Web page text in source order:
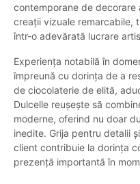
contemporane de decorare
creații vizuale remarcabile,
într-o adevărată lucrare
Experiența notabilă în
împreună cu dorința de a
de ciocolaterie de elită,
Dulcelle reușește să
moderne, oferind nu doar
inedite. Grija pentru detalii
client contribuie la dorința
prezență importantă în